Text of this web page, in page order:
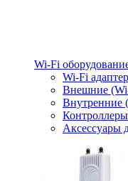
Wi-Fi
Wi-Fi
Внешние
Внутренние
Контроллеры
Аксессуары